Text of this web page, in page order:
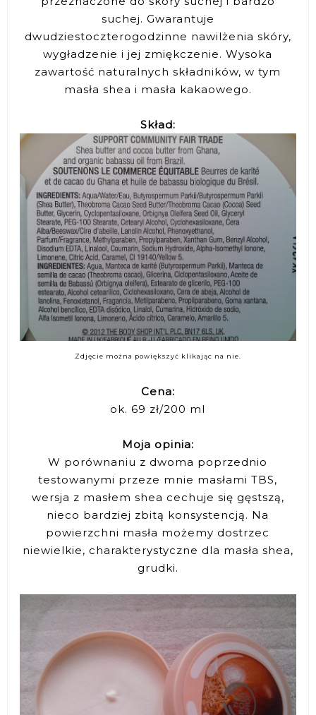
suchej. Gwarantuje
dwudziestoczterogodzinne nawilżenia skóry,
wygładzenie i jej zmiękczenie. Wysoka
zawartość naturalnych składników, w tym
masła shea i masła kakaowego.
Skład:
Zdjęcie można powiększyć klikając na nie.
Cena:
ok. 69 zł/200 ml
Moja opinia:
W porównaniu z dwoma poprzednio
testowanymi przeze mnie masłami TBS,
wersja z masłem shea cechuje się gęstszą,
nieco bardziej zbitą konsystencją. Na
powierzchni masła możemy dostrzec
niewielkie, charakterystyczne dla masła shea,
grudki.